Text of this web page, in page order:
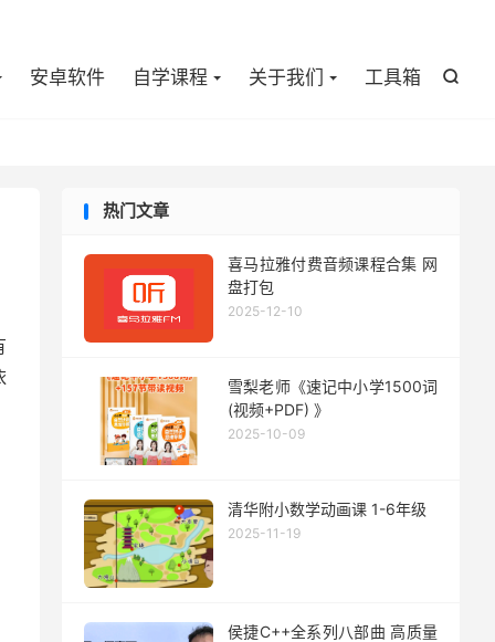

安卓软件 自学课程 关于我们 工具箱
热门文章
喜马拉雅付费音频课程合集 网
盘打包
2025-12-10
雪梨老师《速记中小学1500词
(视频+PDF) 》
2025-10-09
清华附小数学动画课 1-6年级
2025-11-19
侯捷C++全系列八部曲 高质量